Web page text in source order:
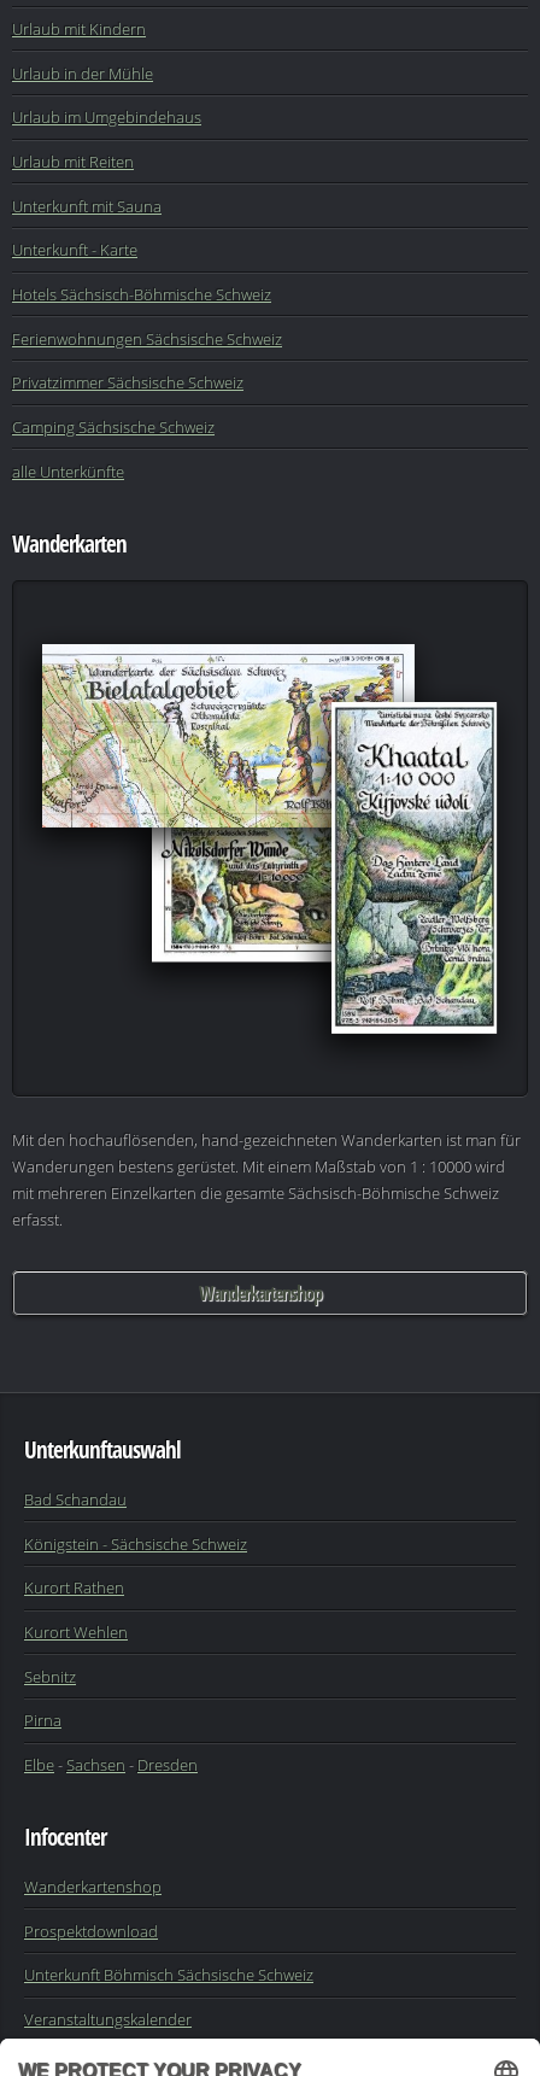
Urlaub mit Kindern
Urlaub in der Mühle
Urlaub im Umgebindehaus
Urlaub mit Reiten
Unterkunft mit Sauna
Unterkunft - Karte
Hotels Sächsisch-Böhmische Schweiz
Ferienwohnungen Sächsische Schweiz
Privatzimmer Sächsische Schweiz
Camping Sächsische Schweiz
alle Unterkünfte
Wanderkarten
Mit den hochauflösenden, hand-gezeichneten Wanderkarten ist man für
Wanderungen bestens gerüstet. Mit einem Maßstab von 1 : 10000 wird
mit mehreren Einzelkarten die gesamte Sächsisch-Böhmische Schweiz
erfasst.
Wanderkartenshop
Unterkunftauswahl
Bad Schandau
Königstein - Sächsische Schweiz
Kurort Rathen
Kurort Wehlen
Sebnitz
Pirna
Elbe-Sachsen - Dresden
Infocenter
Wanderkartenshop
Prospektdownload
Unterkunft Böhmisch Sächsische Schweiz
Veranstaltungskalender